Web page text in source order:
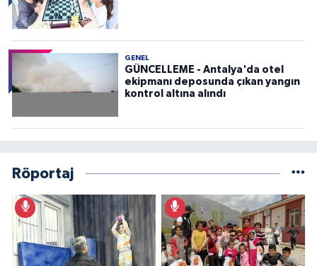
GENEL
GÜNCELLEME - Antalya'da otel
ekipmanı deposunda çıkan yangın
kontrol altına alındı
Röportaj